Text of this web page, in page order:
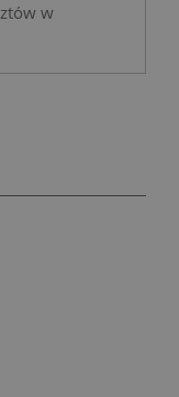
w